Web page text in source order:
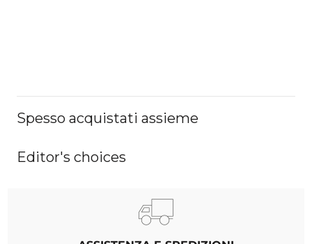
Spesso acquistati assieme
Editor's choices